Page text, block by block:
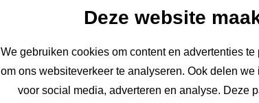
Deze website
We gebruiken cookies om content en advertenties
om ons websiteverkeer te analyseren. Ook delen
voor social media, adverteren en analyse. Deze
Lees het
Provinciale